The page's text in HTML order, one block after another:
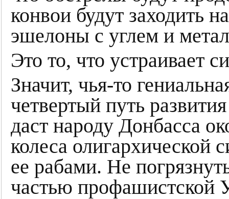
конвои будут заходить
эшелоны с углем и
Это то, что устраивает
Значит, чья-то
четвертый путь
даст народу Донбасса
колеса олигархической
ее рабами. Не
частью профашистской